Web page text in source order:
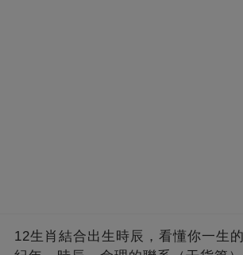
12生肖結合出生時辰，看懂你一生